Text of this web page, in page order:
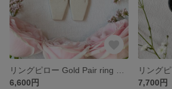
6,600円
7,700円